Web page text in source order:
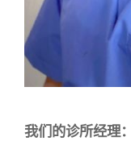
我们的诊所经理